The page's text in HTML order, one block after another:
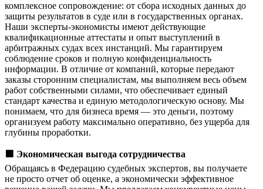
комплексное сопровождение: от сбора исходных данных до
защиты результатов в суде или в государственных органах.
Наши эксперты-экономисты имеют действующие
квалификационные аттестаты и опыт выступлений в
арбитражных судах всех инстанций. Мы гарантируем
соблюдение сроков и полную конфиденциальность
информации. В отличие от компаний, которые передают
заказы сторонним специалистам, мы выполняем весь объем
работ собственными силами, что обеспечивает единый
стандарт качества и единую методологическую основу. Мы
понимаем, что для бизнеса время — это деньги, поэтому
организуем работу максимально оперативно, без ущерба для
глубины проработки.
Экономическая выгода сотрудничества
Обращаясь в Федерацию судебных экспертов, вы получаете
не просто отчет об оценке, а экономически эффективное